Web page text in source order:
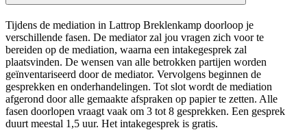
Tijdens de mediation in Lattrop Breklenkamp doorloop je
verschillende fasen. De mediator zal jou vragen zich voor te
bereiden op de mediation, waarna een intakegesprek zal
plaatsvinden. De wensen van alle betrokken partijen worden
geïnventariseerd door de mediator. Vervolgens beginnen de
gesprekken en onderhandelingen. Tot slot wordt de mediation
afgerond door alle gemaakte afspraken op papier te zetten. Alle
fasen doorlopen vraagt vaak om 3 tot 8 gesprekken. Een gesprek
duurt meestal 1,5 uur. Het intakegesprek is gratis.